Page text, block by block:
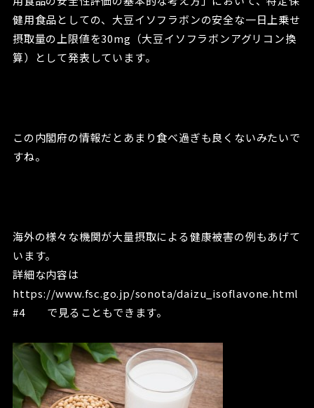
健用食品としての、大豆イソフラボンの安全な一日上乗せ
摂取量の上限値を30mg（大豆イソフラボンアグリコン換
算）として発表しています。
この内閣府の情報だとあまり食べ過ぎも良くないみたいで
すね。
海外の様々な機関が大量摂取による健康被害の例もあげて
います。
詳細な内容は
https://www.fsc.go.jp/sonota/daizu_isoflavone.html
#4 で見ることもできます。